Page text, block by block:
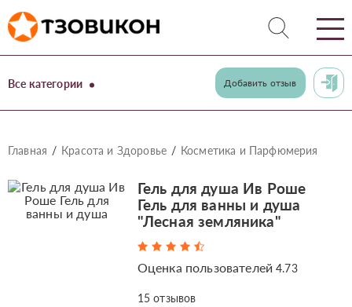
Все категории Добавить отзыв
Главная Красота и Здоровье Косметика и Парфюмерия
Гель для душа Ив Роше
Гель для ванны и душа
"Лесная земляника"
Оценка пользователей4.73
15 отзывов